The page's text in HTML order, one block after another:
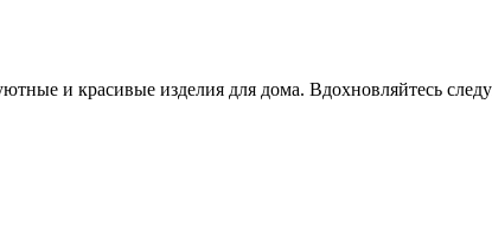
и красивые изделия для дома. Вдохновляйтесь